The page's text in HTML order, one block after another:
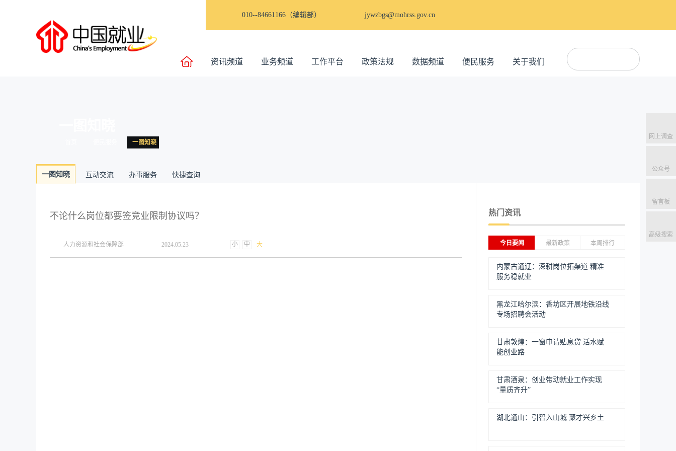
010--84661166（编辑部） jywzbgs@mohrss.gov.cn
资讯频道 业务频道 工作平台 政策法规 数据频道 便民服务 关于我们
网上调查
公众号
留言板
高级搜索
一图知晓
一图知晓 互动交流 办事服务 快捷查询
不论什么岗位都要签竞业限制协议吗？
人力资源和社会保障部 2024.05.23 小 中 大
热门资讯
今日要闻 最新政策 本周排行
内蒙古通辽：深耕岗位拓渠道 精准
服务稳就业
黑龙江哈尔滨：香坊区开展地铁沿线
专场招聘会活动
甘肃敦煌：一窗申请贴息贷 活水赋
能创业路
甘肃酒泉：创业带动就业工作实现
“量质齐升”
湖北通山：引智入山城 聚才兴乡土